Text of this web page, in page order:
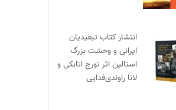
انتشار کتاب تبعیدیان
ایرانی و وحشت بزرگ
استالین اثر تورج اتابکی و
لانا راوندی‌فدایی